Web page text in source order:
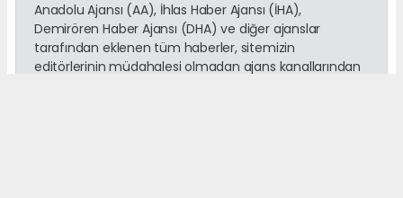
Anadolu Ajansı (AA), İhlas Haber Ajansı (İHA),
Demirören Haber Ajansı (DHA) ve diğer ajanslar
tarafından eklenen tüm haberler, sitemizin
editörlerinin müdahalesi olmadan ajans kanallarından